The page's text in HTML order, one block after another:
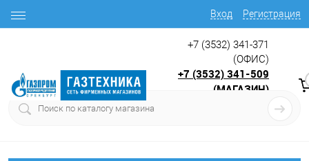
Вход Регистрация
+7 (3532) 341-371
(ОФИС)
+7 (3532) 341-509
(МАГАЗИН)